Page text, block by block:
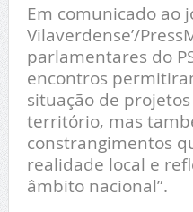
Em comunicado ao
Vilaverdense’/
parlamentares do
encontros
situação de
território, mas
constrangimentos
realidade local e
âmbito nacional”.